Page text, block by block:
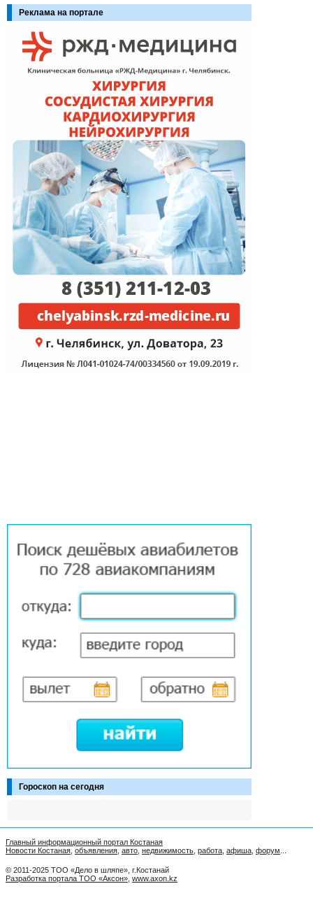
Реклама на портале
Гороскоп на сегодня
Главный информационный портал Костаная
Новости Костаная объявления авто недвижимость работа афиша форум
© 2011-2025 ТОО «Дело в шляпе», г.Костанай
Разработка портала ТОО «Аксон» www.axon.kz